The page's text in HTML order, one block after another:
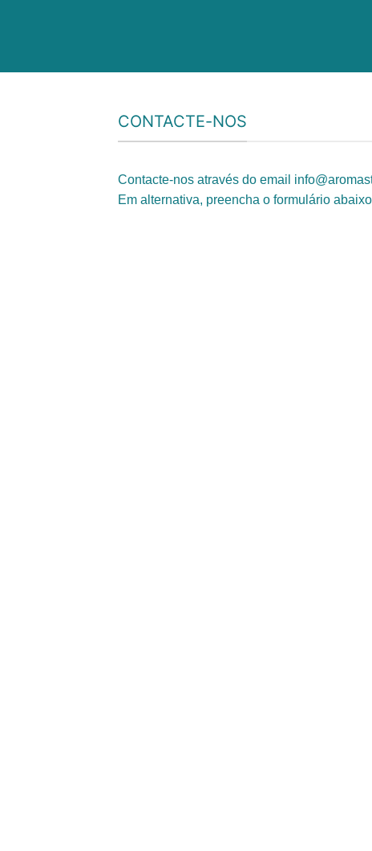
CONTACTE-NOS
Contacte-nos através do email
Em alternativa, preencha o formulário